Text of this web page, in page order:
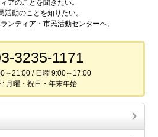
アのことを聞きたい。
活動のことを知りたい。
ンティア・市民活動センターへ。
3235-1171
～21:00 / 日曜 9:00～17:00
月曜・祝日・年末年始